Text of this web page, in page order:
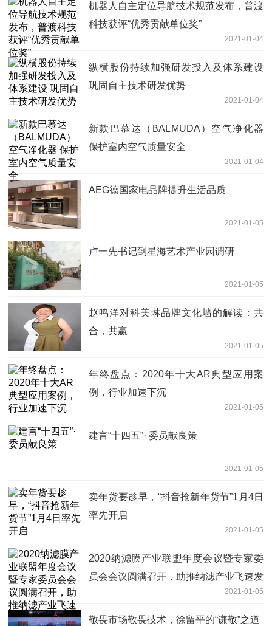
机器人自主定位导航技术规范发布，普渡
科技获评“优秀贡献单位奖”
2021-01-04
纵横股份持续加强研发投入及体系建设
巩固自主技术研发优势
2021-01-04
新款巴慕达（BALMUDA）空气净化器
保护室内空气质量安全
2021-01-04
AEG德国家电品牌提升生活品质
2021-01-05
卢一先书记到星海艺术产业园调研
2021-01-05
赵鸣洋对科美琳品牌文化墙的解读：共
合，共赢
2021-01-05
年终盘点：2020年十大AR典型应用案
例，行业加速下沉
2021-01-05
建言“十四五”· 委员献良策
2021-01-05
卖年货要趁早，“抖音抢新年货节”1月4日
率先开启
2021-01-05
2020纳滤膜产业联盟年度会议暨专家委
员会会议圆满召开，助推纳滤产业飞速发
2021-01-05
敬畏市场敬畏技术，徐留平的“谦敬”之道